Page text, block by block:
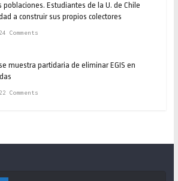
poblaciones. Estudiantes de la U. de Chile
a construir sus propios colectores
24 Comments
muestra partidaria de eliminar EGIS en
22 Comments